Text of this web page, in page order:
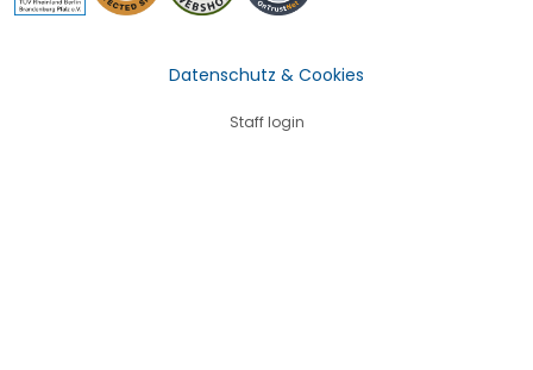
Datenschutz & Cookies
Staff login